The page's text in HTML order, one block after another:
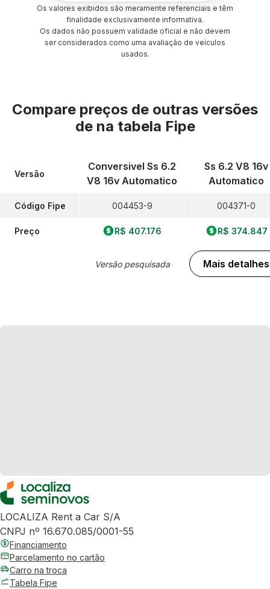
Os valores exibidos são meramente referenciais e têm
finalidade exclusivamente informativa.
Os dados não possuem validade oficial e não devem
ser considerados como uma avaliação de veículos
usados.
Compare preços de outras versões
de na tabela Fipe
Versão
Código Fipe
Preço
Conversivel Ss 6.2
V8 16v Automatico
004453-9
R$ 407.176
Versão pesquisada
Ss 6.2 V8 16v
Automatico
004371-0
R$ 374.847
Mais detalhes
LOCALIZA Rent a Car S/A
CNPJ nº 16.670.085/0001-55
Financiamento
Parcelamento no cartão
Carro na troca
Tabela Fipe